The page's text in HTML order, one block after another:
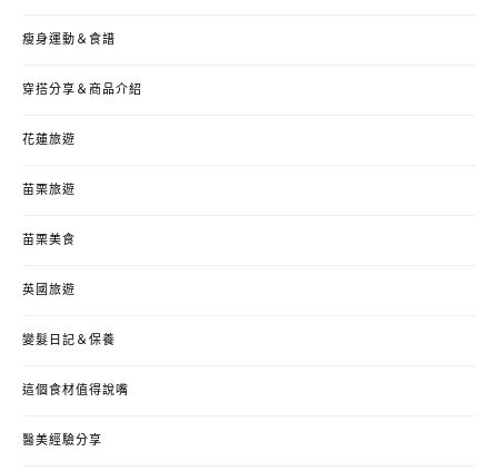
瘦身運動＆食譜
穿搭分享＆商品介紹
花蓮旅遊
苗栗旅遊
苗栗美食
英國旅遊
變髮日記＆保養
這個食材值得說嘴
醫美經驗分享